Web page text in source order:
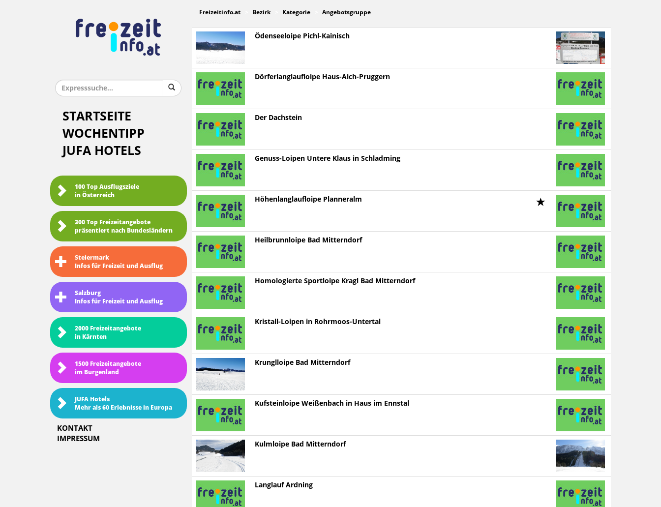
STARTSEITE
WOCHENTIPP
JUFA HOTELS
100 Top Ausflugsziele
in Österreich
300 Top Freizeitangebote
präsentiert nach Bundesländern
Steiermark
Infos für Freizeit und Ausflug
Salzburg
Infos für Freizeit und Ausflug
2000 Freizeitangebote
in Kärnten
1500 Freizeitangebote
im Burgenland
JUFA Hotels
Mehr als 60 Erlebnisse in Europa
KONTAKT
IMPRESSUM
Freizeitinfo.at Bezirk Kategorie Angebotsgruppe
Ödenseeloipe Pichl-Kainisch
Dörferlanglaufloipe Haus-Aich-Pruggern
Der Dachstein
Genuss-Loipen Untere Klaus in Schladming
Höhenlanglaufloipe Planneralm
Heilbrunnloipe Bad Mitterndorf
Homologierte Sportloipe Kragl Bad Mitterndorf
Kristall-Loipen in Rohrmoos-Untertal
Krunglloipe Bad Mitterndorf
Kufsteinloipe Weißenbach in Haus im Ennstal
Kulmloipe Bad Mitterndorf
Langlauf Ardning